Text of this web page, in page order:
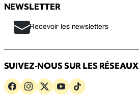
NEWSLETTER
Recevoir les newsletters
SUIVEZ-NOUS SUR LES RÉSEAUX